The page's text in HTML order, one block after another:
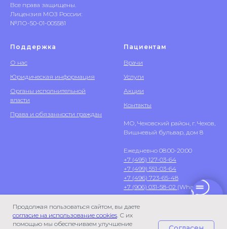
Продолжая пользоваться сайтом, вы даете
согласие на использование cookies. С их
помощью мы обеспечиваем улучшение
Все права защищены.
Лицензия МОЗ России:
№ЛО-50-01-005581
Поддержка
О нас
Юридическая информация
Органы исполнительной
власти
Права и обязанности граждан
Пациентам
Врачи
Услуги
Акции
Контакты
МО, Чеховский район, г. Чехов,
Вишневый бульвар, дом 8
Ежедневно 08:00-20:00
+7 (495) 127-03-64
+7 (499) 551-03-64
+7 (496) 723-65-48
+7 (906) 031-58-02 (WhatsApp)